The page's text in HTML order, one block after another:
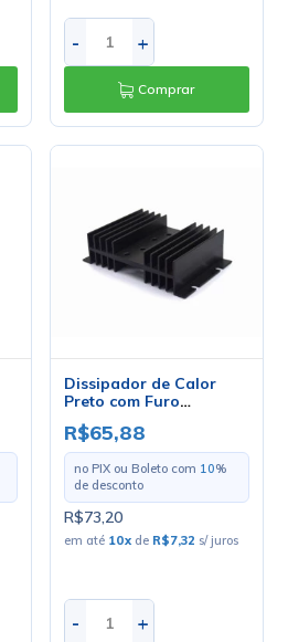
- +
Comprar
Dissipador de Calor
Preto com Furo
183006/80-A 80-2TO3-A
R$65,88
no PIX ou Boleto com 10%
de desconto
R$73,20
em até 10x de R$7,32 s/ juros
- +